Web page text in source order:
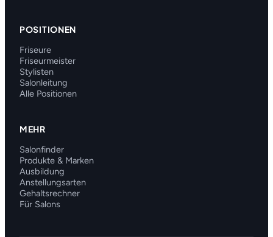
POSITIONEN
Friseure
Friseurmeister
Stylisten
Salonleitung
Alle Positionen
MEHR
Salonfinder
Produkte & Marken
Ausbildung
Anstellungsarten
Gehaltsrechner
Für Salons